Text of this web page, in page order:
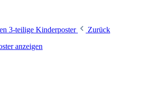
3-teilige Kinderposter
Zurück
anzeigen